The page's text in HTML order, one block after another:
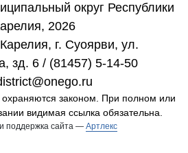
округ Республики
2026
г. Cуоярви, ул.
зд. 6 / (81457) 5-14-50
законом. При полном или
видимая ссылка обязательна.
поддержка сайта — Артлекс